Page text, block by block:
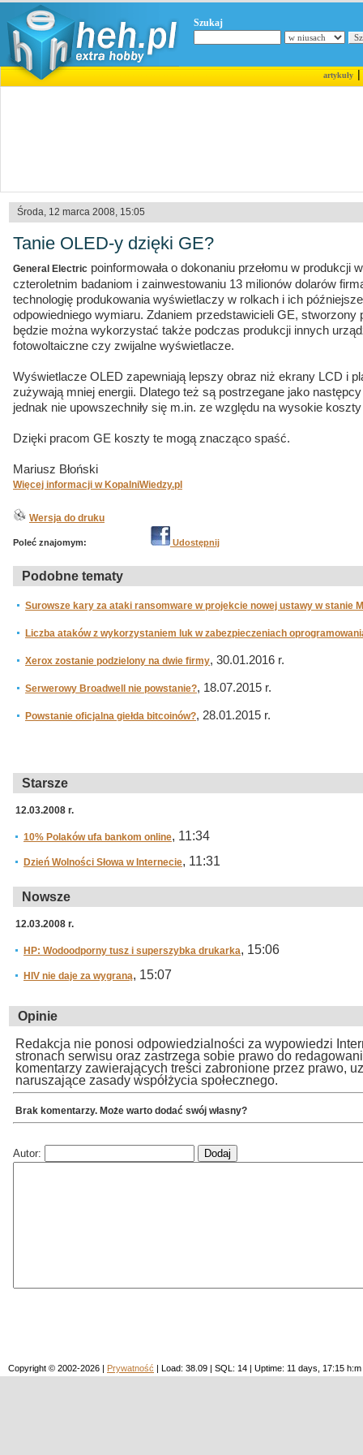
Szukaj
artykuły|
Środa, 12 marca 2008, 15:05
Tanie OLED-y dzięki GE?
General Electric poinformowała o dokonaniu przełomu w produkcji
czteroletnim badaniom i zainwestowaniu 13 milionów dolarów
technologię produkowania wyświetlaczy w rolkach i ich
odpowiedniego wymiaru. Zdaniem przedstawicieli GE,
będzie można wykorzystać także podczas produkcji innych
fotowoltaiczne czy zwijalne wyświetlacze.
Wyświetlacze OLED zapewniają lepszy obraz niż ekrany LCD i
zużywają mniej energii. Dlatego też są postrzegane jako
jednak nie upowszechniły się m.in. ze względu na wysokie
Dzięki pracom GE koszty te mogą znacząco spaść.
Mariusz Błoński
Więcej informacji w KopalniWiedzy.pl
Wersja do druku
Poleć znajomym: Udostępnij
Podobne tematy
Surowsze kary za ataki ransomware w projekcie nowej ustawy w stanie
Liczba ataków z wykorzystaniem luk w zabezpieczeniach
Xerox zostanie podzielony na dwie firmy, 30.01.2016 r.
Serwerowy Broadwell nie powstanie?, 18.07.2015 r.
Powstanie oficjalna giełda bitcoinów?, 28.01.2015 r.
Starsze
12.03.2008 r.
10% Polaków ufa bankom online, 11:34
Dzień Wolności Słowa w Internecie, 11:31
Nowsze
12.03.2008 r.
HP: Wodoodporny tusz i superszybka drukarka, 15:06
HIV nie daje za wygraną, 15:07
Opinie
Redakcja nie ponosi odpowiedzialności za wypowiedzi
stronach serwisu oraz zastrzega sobie prawo do
komentarzy zawierających treści zabronione przez prawo,
naruszające zasady współżycia społecznego.
Brak komentarzy. Może warto dodać swój własny?
Autor:
Copyright © 2002-2026 | Prywatność | Load: 38.09 | SQL: 14 | Uptime: 11 days, 17:15